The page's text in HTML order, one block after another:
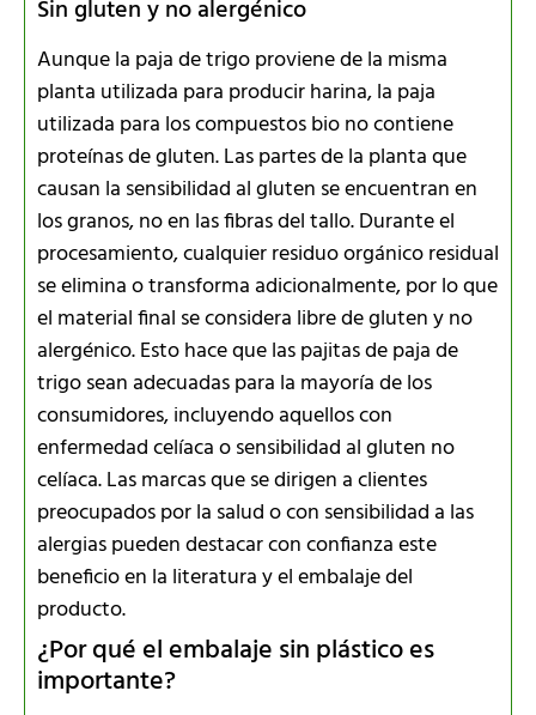
Sin gluten y no alergénico
Aunque la paja de trigo proviene de la misma
planta utilizada para producir harina, la paja
utilizada para los compuestos bio no contiene
proteínas de gluten. Las partes de la planta que
causan la sensibilidad al gluten se encuentran en
los granos, no en las fibras del tallo. Durante el
procesamiento, cualquier residuo orgánico residual
se elimina o transforma adicionalmente, por lo que
el material final se considera libre de gluten y no
alergénico. Esto hace que las pajitas de paja de
trigo sean adecuadas para la mayoría de los
consumidores, incluyendo aquellos con
enfermedad celíaca o sensibilidad al gluten no
celíaca. Las marcas que se dirigen a clientes
preocupados por la salud o con sensibilidad a las
alergias pueden destacar con confianza este
beneficio en la literatura y el embalaje del
producto.
¿Por qué el embalaje sin plástico es
importante?